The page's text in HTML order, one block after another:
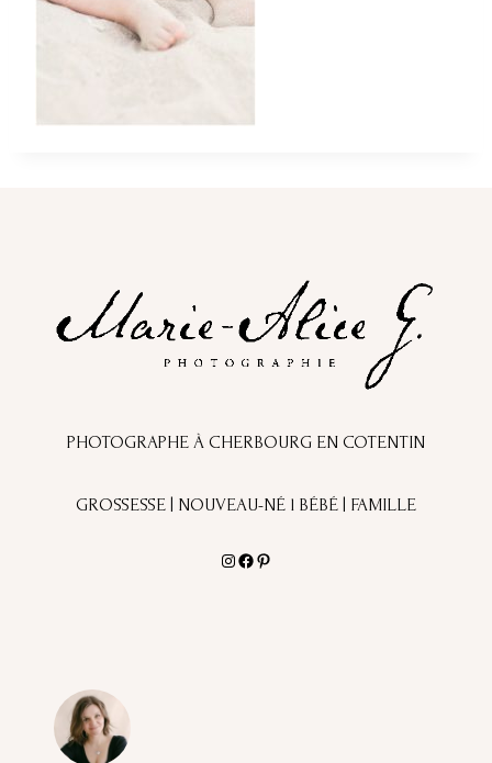
PHOTOGRAPHE À CHERBOURG EN COTENTIN
GROSSESSE | NOUVEAU-NÉ l BÉBÉ | FAMILLE
Instagram
Facebook
Pinterest